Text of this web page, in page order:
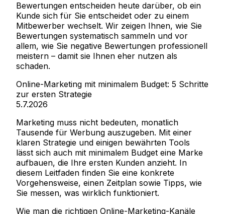
Bewertungen entscheiden heute darüber, ob ein
Kunde sich für Sie entscheidet oder zu einem
Mitbewerber wechselt. Wir zeigen Ihnen, wie Sie
Bewertungen systematisch sammeln und vor
allem, wie Sie negative Bewertungen professionell
meistern – damit sie Ihnen eher nutzen als
schaden.
Online-Marketing mit minimalem Budget: 5 Schritte
zur ersten Strategie
5.7.2026
Marketing muss nicht bedeuten, monatlich
Tausende für Werbung auszugeben. Mit einer
klaren Strategie und einigen bewährten Tools
lässt sich auch mit minimalem Budget eine Marke
aufbauen, die Ihre ersten Kunden anzieht. In
diesem Leitfaden finden Sie eine konkrete
Vorgehensweise, einen Zeitplan sowie Tipps, wie
Sie messen, was wirklich funktioniert.
Wie man die richtigen Online-Marketing-Kanäle